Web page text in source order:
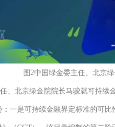
图2中国绿金委主任、北京
、北京绿金院院长马骏就可持续
一是可持续金融界定标准的可